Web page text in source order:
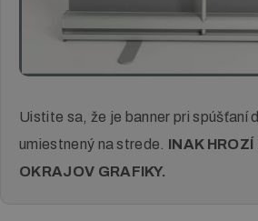
Uistite sa, že je banner pri spúšťaní
umiestnený na strede. INAK
OKRAJOV GRAFIKY.